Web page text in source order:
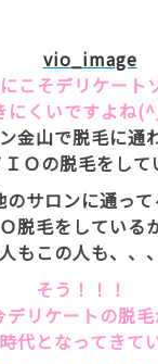
こそデリケート
にくいですよね
金山で脱毛に通
Ｏの脱毛をして
のサロンに通っ
脱毛をしている
もこの人も、、
そう！！！
デリケートの脱
代となってき